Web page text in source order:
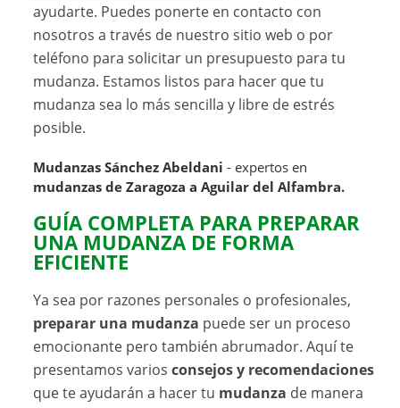
ayudarte. Puedes ponerte en contacto con
nosotros a través de nuestro sitio web o por
teléfono para solicitar un presupuesto para tu
mudanza. Estamos listos para hacer que tu
mudanza sea lo más sencilla y libre de estrés
posible.
Mudanzas Sánchez Abeldani - expertos en
mudanzas de Zaragoza a Aguilar del Alfambra.
GUÍA COMPLETA PARA PREPARAR
UNA MUDANZA DE FORMA
EFICIENTE
Ya sea por razones personales o profesionales,
preparar una mudanza puede ser un proceso
emocionante pero también abrumador. Aquí te
presentamos variosconsejos y recomendaciones
que te ayudarán a hacer tu mudanza de manera